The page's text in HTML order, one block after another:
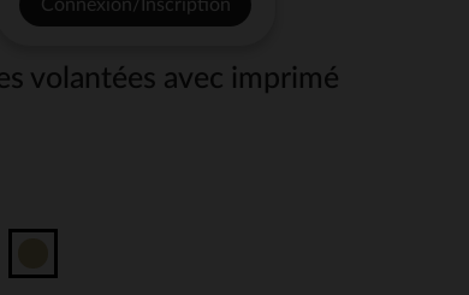
Connexion/Inscription
volantées avec imprimé